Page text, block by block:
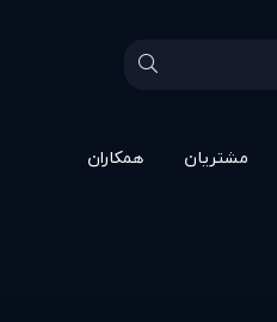
مشتريان همکاران